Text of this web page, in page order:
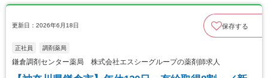
更新日：2026年6月18日 保存する
正社員 調剤薬局
鎌倉調剤センター薬局 株式会社エスシーグループの薬剤師求人